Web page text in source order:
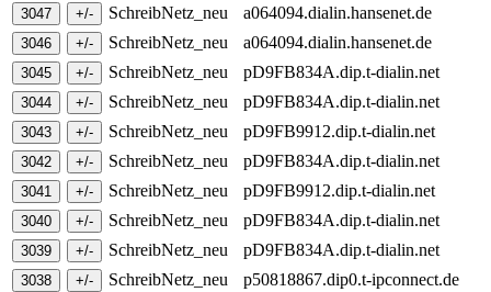
SchreibNetz_neu
a064094.dialin.hansenet.de
SchreibNetz_neu
a064094.dialin.hansenet.de
SchreibNetz_neu
pD9FB834A.dip.t-dialin.net
SchreibNetz_neu
pD9FB834A.dip.t-dialin.net
SchreibNetz_neu
pD9FB9912.dip.t-dialin.net
SchreibNetz_neu
pD9FB834A.dip.t-dialin.net
SchreibNetz_neu
pD9FB9912.dip.t-dialin.net
SchreibNetz_neu
pD9FB834A.dip.t-dialin.net
SchreibNetz_neu
pD9FB834A.dip.t-dialin.net
SchreibNetz_neu
p50818867.dip0.t-ipconnect.de